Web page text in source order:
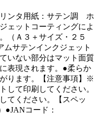
リンタ用紙：サテン調 ホ
ェットコーティングによ
（Ａ３＋サイズ・２５
サテンインクジェット
いない部分はマット面質
表現されます。●柔らか
ります。【注意事項】※
して印刷してください。
てください。【スペッ
●JANコード：